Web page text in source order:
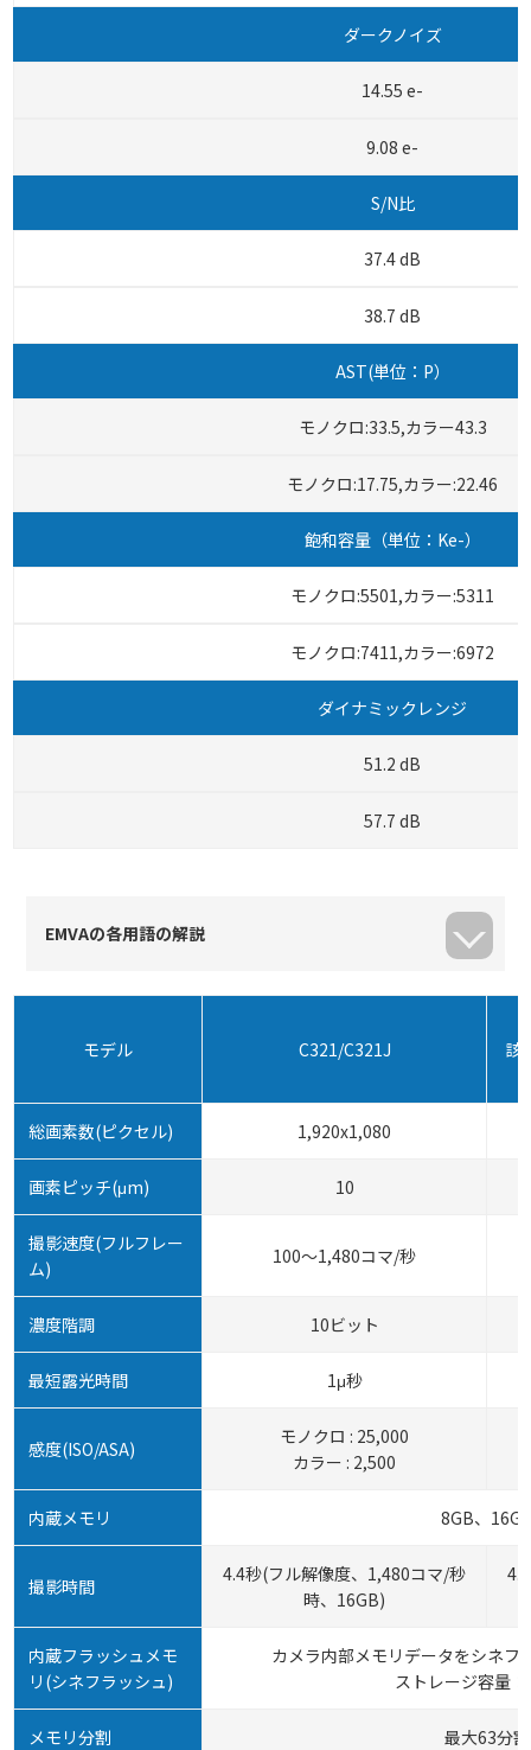
ダークノイズ
14.55 e-
9.08 e-
S/N比
37.4 dB
38.7 dB
AST(単位：P）
モノクロ:33.5,カラー43.3
モノクロ:17.75,カラー:22.46
飽和容量（単位：Ke-）
モノクロ:5501,カラー:5311
モノクロ:7411,カラー:6972
ダイナミックレンジ
51.2 dB
57.7 dB
EMVAの各用語の解説
モデル C321/C321J 該
総画素数(ピクセル) 1,920x1,080
画素ピッチ(μm) 10
撮影速度(フルフレー
ム)
100～1,480コマ/秒
濃度階調 10ビット
最短露光時間 1μ秒
感度(ISO/ASA)
モノクロ : 25,000
カラー : 2,500
内蔵メモリ 8GB、
撮影時間
4.4秒(フル解像度、1,480コマ/秒
時、16GB)
内蔵フラッシュメモ
リ(シネフラッシュ)
カメラ内部メモリデータをシネフ
ストレージ容量
メモリ分割 最大63分割